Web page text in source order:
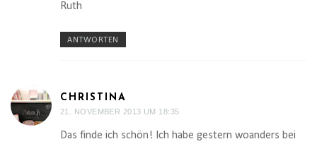
Ruth
ANTWORTEN
CHRISTINA
21. NOVEMBER 2013 UM 18:35
Das finde ich schön! Ich habe gestern woanders bei